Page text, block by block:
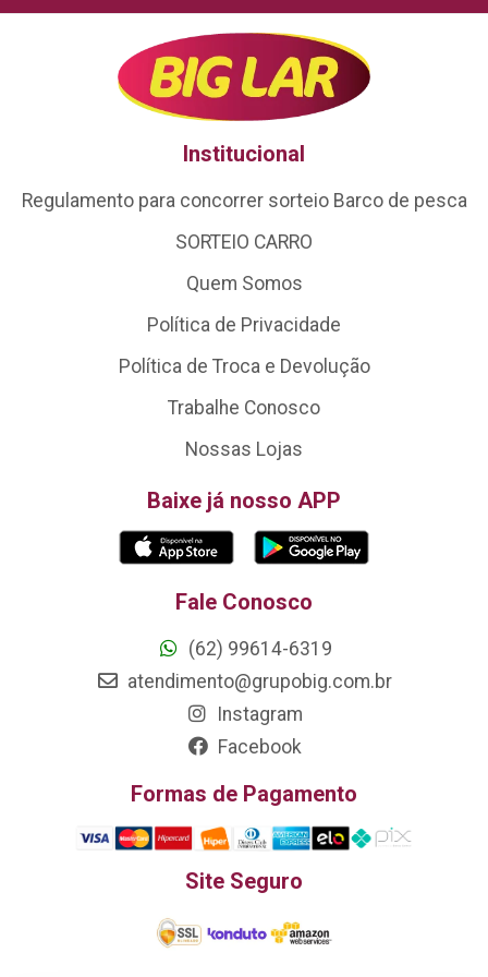
Institucional
Regulamento para concorrer sorteio Barco de pesca
SORTEIO CARRO
Quem Somos
Política de Privacidade
Política de Troca e Devolução
Trabalhe Conosco
Nossas Lojas
Baixe já nosso APP
Fale Conosco
(62) 99614-6319
atendimento@grupobig.com.br
Instagram
Facebook
Formas de Pagamento
Site Seguro